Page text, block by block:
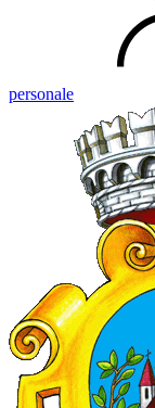
personale